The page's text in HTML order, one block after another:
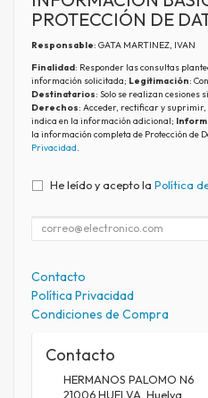
PROTECCIÓN DE
Responsable: GATA MARTINEZ, IVAN
Finalidad: Responder las consultas
información solicitada; Legitimación:
Destinatarios: Solo se realizan cesiones
Derechos: Acceder, rectificar y suprimir,
indica en la información adicional;
la información completa de Protección de
Privacidad.
He leído y acepto la Política
Contacto
Política Privacidad
Condiciones de Compra
Contacto
HERMANOS PALOMO N6
21006HUELVA Huelva